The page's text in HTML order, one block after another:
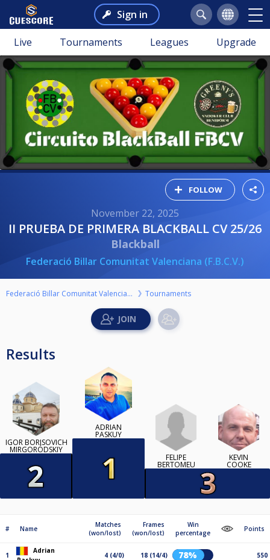
Sign in
Live Tournaments Leagues Upgrade
FOLLOW
November 22, 2025
II PRUEBA DE PRIMERA BLACKBALL CV 25/26
Blackball
Federació Billar Comunitat Valenciana (F.B.C.V.)
Federació Billar Comunitat Valenciana Tournaments
Results
IGOR BORÍSOVICH
MIRGORÓDSKIY
ADRIAN
PASKUY
FELIPE
BERTOMEU
KEVIN
COOKE
# Name
Matches
(won/lost)
Frames
(won/lost)
Win
percentage
Points
1
Adrian
4 (4/0) 18 (14/4) 78% 550